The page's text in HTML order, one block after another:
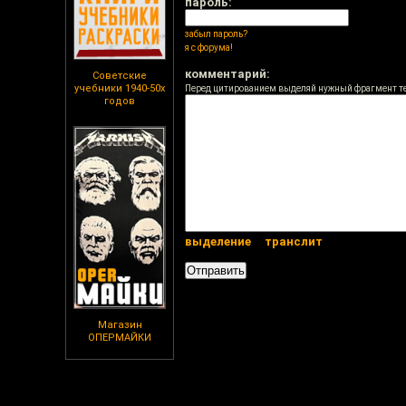
Советские
учебники 1940-50х
годов
Магазин
ОПЕРМАЙКИ
забыл пароль?
я с форума!
комментарий:
Перед цитированием выделяй нужный фрагмент
выделение транслит